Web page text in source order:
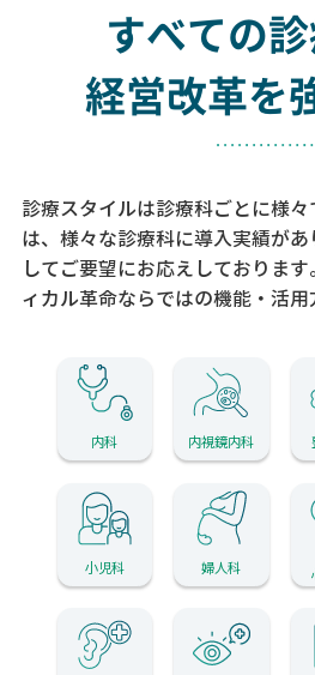
すべての
経営改革を
診療スタイルは診療科ごとに様
は、様々な診療科に導入実績があ
してご要望にお応えしております
ィカル革命ならではの機能・活用
内科 内視鏡内科
小児科 婦人科